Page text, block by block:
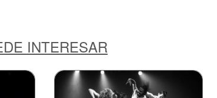
INTERESAR